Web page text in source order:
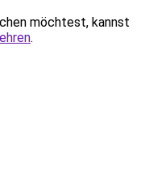
möchtest, kannst
.